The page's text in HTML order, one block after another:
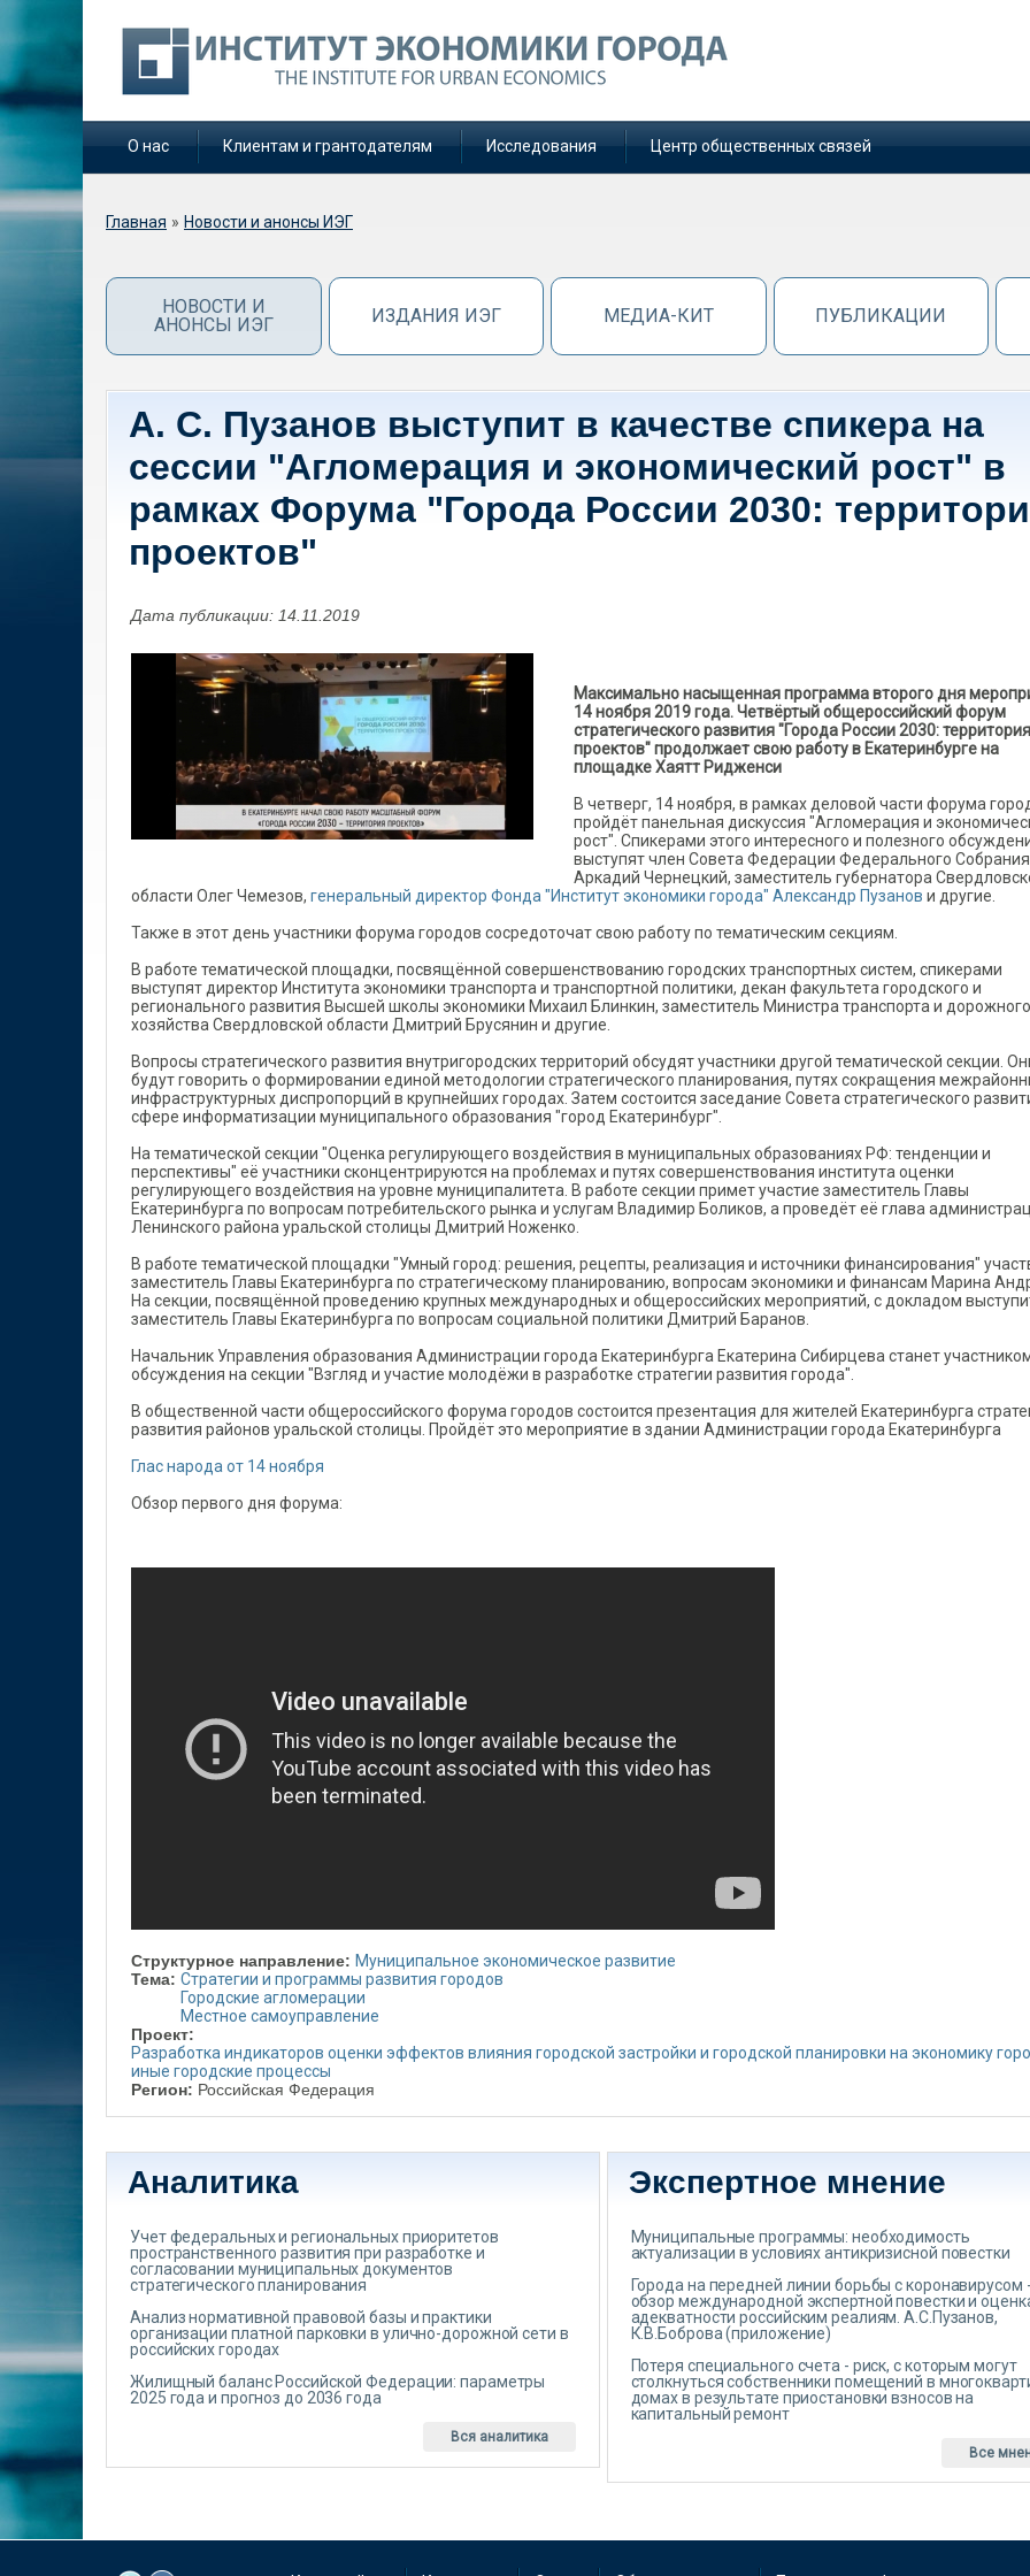
О нас Клиентам и грантодателям Исследования Центр общественных связей
Вы здесь
Главная » Новости и анонсы ИЭГ
НОВОСТИ И
АНОНСЫ ИЭГ
ИЗДАНИЯ ИЭГ МЕДИА-КИТ ПУБЛИКАЦИИ
А. С. Пузанов выступит в качестве спикера на
сессии "Агломерация и экономический рост" в
рамках Форума "Города России 2030:
проектов"
Дата публикации: 14.11.2019
Максимально насыщенная программа второго дня
14 ноября 2019 года. Четвёртый общероссийский форум
стратегического развития "Города России 2030: территория
проектов" продолжает свою работу в Екатеринбурге на
площадке Хаятт Ридженси
В четверг, 14 ноября, в рамках деловой части форума
пройдёт панельная дискуссия "Агломерация и
рост". Спикерами этого интересного и полезного
выступят член Совета Федерации Федерального
Аркадий Чернецкий, заместитель губернатора
области Олег Чемезов, генеральный директор Фонда "Институт экономики города" Александр Пузанов и другие.
Также в этот день участники форума городов сосредоточат свою работу по тематическим секциям.
В работе тематической площадки, посвящённой совершенствованию городских транспортных систем, спикерами
выступят директор Института экономики транспорта и транспортной политики, декан факультета городского и
регионального развития Высшей школы экономики Михаил Блинкин, заместитель Министра транспорта и дорожного
хозяйства Свердловской области Дмитрий Брусянин и другие.
Вопросы стратегического развития внутригородских территорий обсудят участники другой тематической секции.
будут говорить о формировании единой методологии стратегического планирования, путях сокращения
инфраструктурных диспропорций в крупнейших городах. Затем состоится заседание Совета стратегического
сфере информатизации муниципального образования "город Екатеринбург".
На тематической секции "Оценка регулирующего воздействия в муниципальных образованиях РФ: тенденции и
перспективы" её участники сконцентрируются на проблемах и путях совершенствования института оценки
регулирующего воздействия на уровне муниципалитета. В работе секции примет участие заместитель Главы
Екатеринбурга по вопросам потребительского рынка и услугам Владимир Боликов, а проведёт её глава
Ленинского района уральской столицы Дмитрий Ноженко.
В работе тематической площадки "Умный город: решения, рецепты, реализация и источники финансирования"
заместитель Главы Екатеринбурга по стратегическому планированию, вопросам экономики и финансам Марина
На секции, посвящённой проведению крупных международных и общероссийских мероприятий, с докладом
заместитель Главы Екатеринбурга по вопросам социальной политики Дмитрий Баранов.
Начальник Управления образования Администрации города Екатеринбурга Екатерина Сибирцева станет
обсуждения на секции "Взгляд и участие молодёжи в разработке стратегии развития города".
В общественной части общероссийского форума городов состоится презентация для жителей Екатеринбурга
развития районов уральской столицы. Пройдёт это мероприятие в здании Администрации города Екатеринбурга
Глас народа от 14 ноября
Обзор первого дня форума:
Структурное направление: Муниципальное экономическое развитие
Тема: Стратегии и программы развития городов
Городские агломерации
Местное самоуправление
Проект:
Разработка индикаторов оценки эффектов влияния городской застройки и городской планировки на экономику
иные городские процессы
Регион: Российская Федерация
Аналитика
Учет федеральных и региональных приоритетов
пространственного развития при разработке и
согласовании муниципальных документов
стратегического планирования
Анализ нормативной правовой базы и практики
организации платной парковки в улично-дорожной сети в
российских городах
Жилищный баланс Российской Федерации: параметры
2025 года и прогноз до 2036 года
Вся аналитика
Экспертное мнение
Муниципальные программы: необходимость
актуализации в условиях антикризисной повестки
Города на передней линии борьбы с коронавирусом
обзор международной экспертной повестки и
адекватности российским реалиям. А.С.Пузанов,
К.В.Боброва (приложение)
Потеря специального счета - риск, с которым могут
столкнуться собственники помещений в
домах в результате приостановки взносов на
капитальный ремонт
Все